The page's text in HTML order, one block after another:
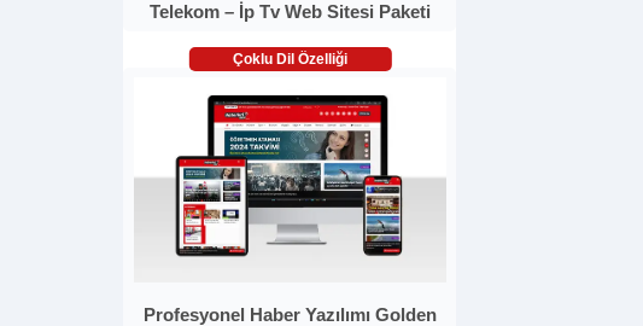
Telekom – İp Tv Web Sitesi Paketi
Çoklu Dil Özelliği
Profesyonel Haber Yazılımı Golden